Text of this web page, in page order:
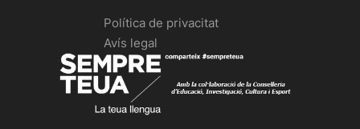
Política de privacitat
Avís legal